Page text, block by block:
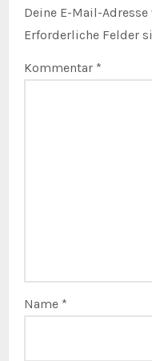
Deine E-Mail-
Erforderliche Felder
Kommentar *
Name *